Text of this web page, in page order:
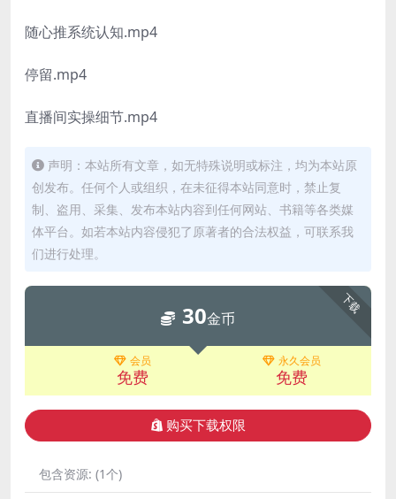
随心推系统认知.mp4
停留.mp4
直播间实操细节.mp4
声明：本站所有文章，如无特殊说明或标注，均为本站原
创发布。任何个人或组织，在未征得本站同意时，禁止复
制、盗用、采集、发布本站内容到任何网站、书籍等各类媒
体平台。如若本站内容侵犯了原著者的合法权益，可联系我
们进行处理。
下载
30金币
会员
免费
永久会员
免费
购买下载权限
包含资源: (1个)